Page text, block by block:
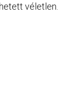
véletlen.